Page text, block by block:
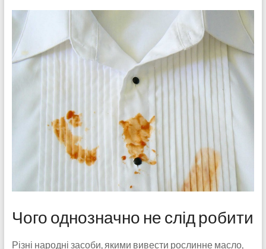
Чого однозначно не слід робити
Різні народні засоби, якими вивести рослинне масло,